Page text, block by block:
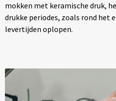
mokken met keramische druk,
drukke periodes, zoals rond het
levertijden oplopen.